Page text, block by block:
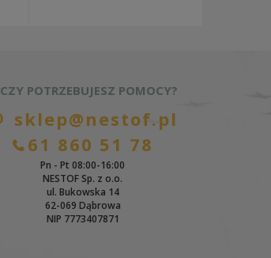
CZY POTRZEBUJESZ POMOCY?
sklep@nestof.pl
61 860 51 78
Pn - Pt 08:00-16:00
NESTOF Sp. z o.o.
ul. Bukowska 14
62-069 Dąbrowa
NIP 7773407871